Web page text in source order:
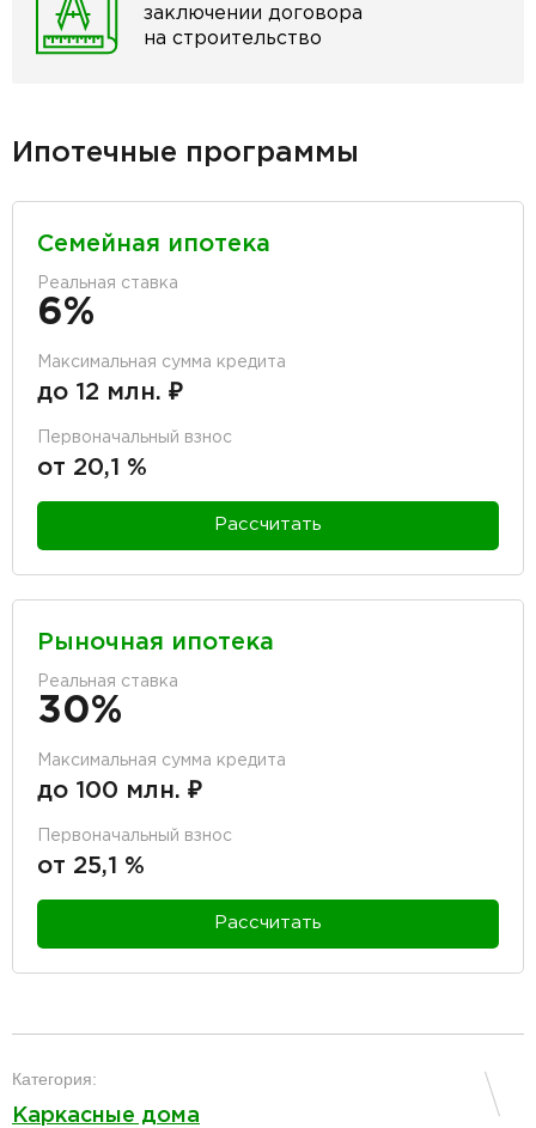
заключении договора
на строительство
Ипотечные программы
Семейная ипотека
Реальная ставка
6%
Максимальная сумма кредита
до 12 млн. ₽
Первоначальный взнос
от 20,1 %
Рассчитать
Рыночная ипотека
Реальная ставка
30%
Максимальная сумма кредита
до 100 млн. ₽
Первоначальный взнос
от 25,1 %
Рассчитать
Категория:
Каркасные дома